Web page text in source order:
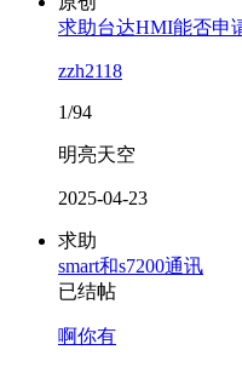
求助台达HMI能否申
zzh2118
1/94
明亮天空
2025-04-23
求助
smart和s7200通讯
已结帖
啊你有